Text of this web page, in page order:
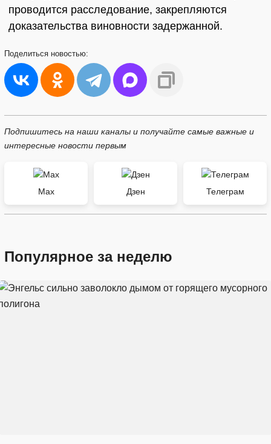
проводится расследование, закрепляются
доказательства виновности задержанной.
Поделиться новостью:
Подпишитесь на наши каналы и получайте самые важные и
интересные новости первым
Max Дзен Телеграм
Популярное за неделю